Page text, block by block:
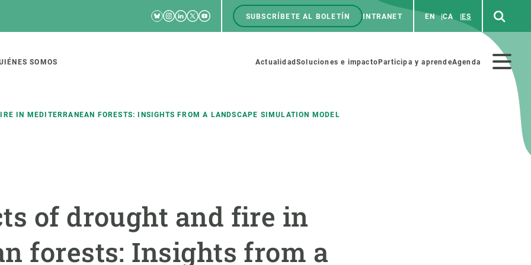
RRSS
Bluesky
Instagram
Linkedin
TwitterYoutube
Menú
top
SUBSCRÍBETE AL BOLETÍN INTRANET EN CA ES
SOMOS
Menú
secundario
Actualidad Soluciones e impacto Participa y aprendeAgenda
IN MEDITERRANEAN FORESTS: INSIGHTS FROM A LANDSCAPE SIMULATION MODEL
of drought and fire in
forests: Insights from a
de ecosistemas
Soluciones
Innovación
Política y gestión
Estrategia de Recursos Humanos
Pide tu MSCA-PF